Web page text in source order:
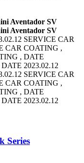
Aventador SV
Aventador SV
SERVICE CAR
CAR COATING ,
, DATE
2023.02.12
SERVICE CAR
CAR COATING ,
, DATE
2023.02.12
Series